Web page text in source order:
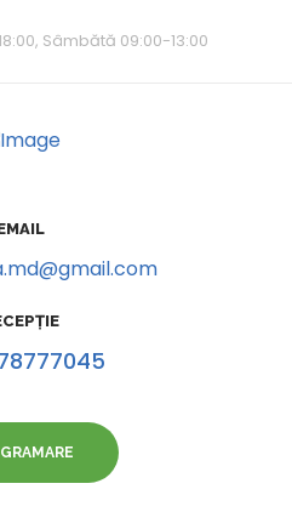
Sâmbătă 09:00-13:00